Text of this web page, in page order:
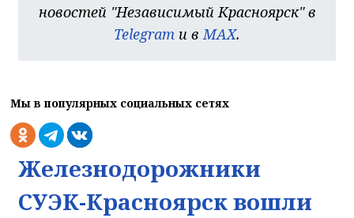
новостей "Независимый Красноярск" в
Telegram и вMAX.
Мы в популярных социальных сетях
Железнодорожники
СУЭК-Красноярск вошли